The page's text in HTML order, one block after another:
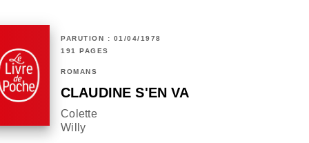
PARUTION : 01/04/1978
191 PAGES
ROMANS
CLAUDINE S'EN VA
Colette
Willy